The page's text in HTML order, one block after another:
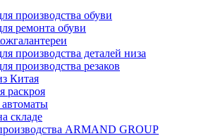
производства обуви
ремонта обуви
производства деталей низа
производства резаков
Китая
раскроя
складе
ARMAND GROUP